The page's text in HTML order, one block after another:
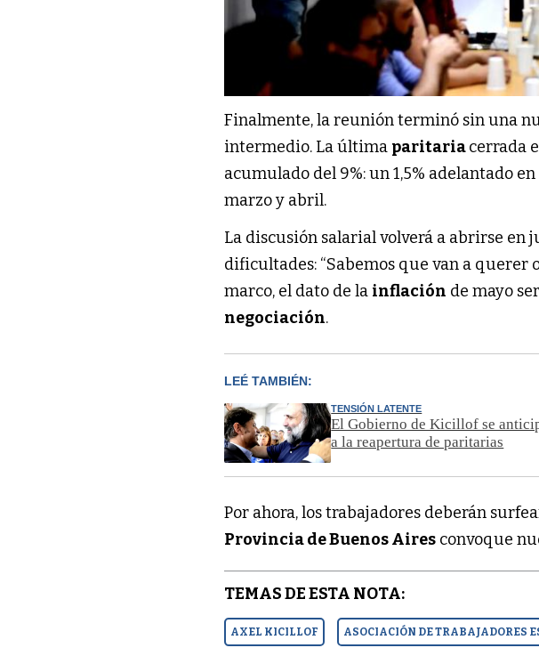
Finalmente, la reunión terminó sin una
intermedio. La última paritariacerrada
acumulado del 9%: un 1,5% adelantado
marzo y abril.
La discusión salarial volverá a abrirse en
dificultades: “Sabemos que van a querer
marco, el dato de la inflación de mayo
negociación.
LEÉ TAMBIÉN:
TENSIÓN LATENTE
El Gobierno de Kicillof se
a la reapertura de paritarias
Por ahora, los trabajadores deberán
Provincia de Buenos Aires convoque
TEMAS DE ESTA NOTA:
AXEL KICILLOF ASOCIACIÓN DE TRABAJADORES